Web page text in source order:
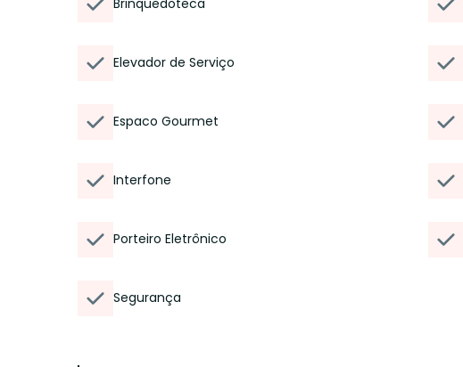
Brinquedoteca
Elevador de Serviço
Espaco Gourmet
Interfone
Porteiro Eletrônico
Segurança